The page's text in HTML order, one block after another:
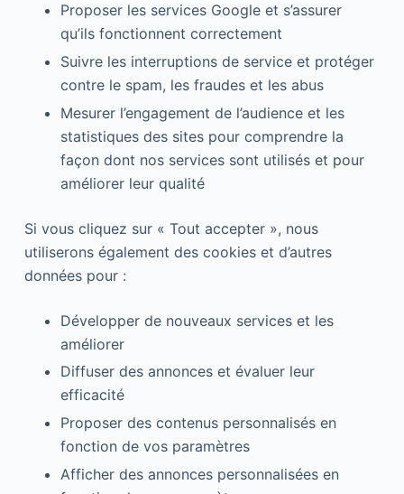
Proposer les services Google et s’assurer
qu’ils fonctionnent correctement
Suivre les interruptions de service et protéger
contre le spam, les fraudes et les abus
Mesurer l’engagement de l’audience et les
statistiques des sites pour comprendre la
façon dont nos services sont utilisés et pour
améliorer leur qualité
Si vous cliquez sur « Tout accepter », nous
utiliserons également des cookies et d’autres
données pour :
Développer de nouveaux services et les
améliorer
Diffuser des annonces et évaluer leur
efficacité
Proposer des contenus personnalisés en
fonction de vos paramètres
Afficher des annonces personnalisées en